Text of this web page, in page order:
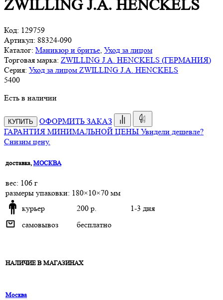
ZWILLING J.A. HENCKELS
Код: 129759
Артикул: 88324-090
Каталог: Маникюр и бритье Уход за лицом
Торговая марка: ZWILLING J.A. HENCKELS (ГЕРМАНИЯ)
Серия: Уход за лицом ZWILLING J.A. HENCKELS
5400
Есть в наличии
КУПИТЬ
ОФОРМИТЬ ЗАКАЗ
ГАРАНТИЯ МИНИМАЛЬНОЙ ЦЕНЫ Увидели дешевле?
Снизим цену.
доставка, МОСКВА
веc: 106 г
размеры упаковки: 180×10×70 мм
курьер
200 р.
1-3 дня
самовывоз
бесплатно
НАЛИЧИЕ В МАГАЗИНАХ
Москва